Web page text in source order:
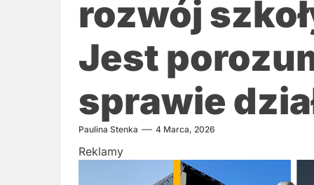
rozwój
Jest
sprawie
Paulina Stenka 4 Marca, 2026
Reklamy